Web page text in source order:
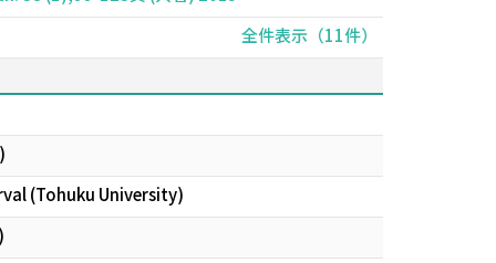
全件表示（11件）
(Tohuku University)